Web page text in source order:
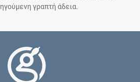
γραπτή άδεια.